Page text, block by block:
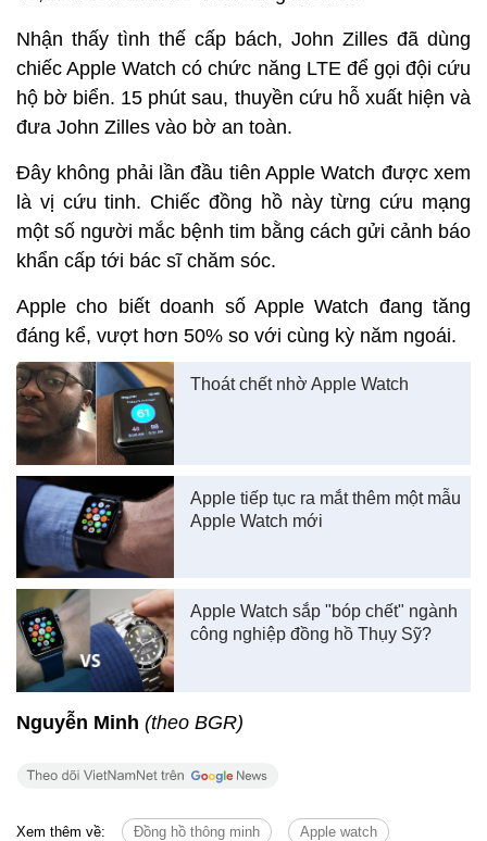
Nhận thấy tình thế cấp bách, John Zilles đã dùng
chiếc Apple Watch có chức năng LTE để gọi đội cứu
hộ bờ biển. 15 phút sau, thuyền cứu hỗ xuất hiện và
đưa John Zilles vào bờ an toàn.
Đây không phải lần đầu tiên Apple Watch được xem
là vị cứu tinh. Chiếc đồng hồ này từng cứu mạng
một số người mắc bệnh tim bằng cách gửi cảnh báo
khẩn cấp tới bác sĩ chăm sóc.
Apple cho biết doanh số Apple Watch đang tăng
đáng kể, vượt hơn 50% so với cùng kỳ năm ngoái.
Thoát chết nhờ Apple Watch
Apple tiếp tục ra mắt thêm một mẫu
Apple Watch mới
Apple Watch sắp "bóp chết" ngành
công nghiệp đồng hồ Thụy Sỹ?
Nguyễn Minh (theo BGR)
Xem thêm về: Đồng hồ thông minh Apple watch